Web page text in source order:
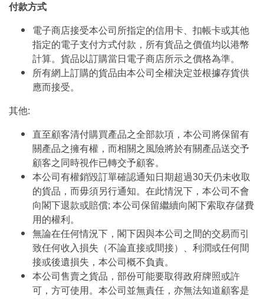
付款方式
電子商店接受本公司所指定的信用卡、扣帳卡或其他
指定的電子支付方式付款，所有貨品之價值均以港幣
計算。貨品以訂購當日電子商店所示之價格為準。
所有網上訂購的貨品由本公司全權決定並根據存貨供
應而接受。
其他:
直至顧客清付購買產品之全部款項，本公司將保留有
關產品之擁有權，而相關之風險將於有關產品送交予
顧客之同時視作已轉交予顧客。
本公司有權銷毀訂單確認通知日期超過30天仍未收取
的貨品，而毋須另行通知。在此情況下，本公司不會
向閣下退款或賠償; 本公司保留繼續向閣下索取存儲費
用的權利。
無論在任何情況下，閣下因與本公司之間的交易而引
致任何收入損失（不論直接或間接）、利潤或任何間
接或後遺損失，本公司概不負責。
本公司售賣之貨品，部份可能要取得政府牌照或許
可，方可使用。本公司並無責任，亦無法知道顧客是